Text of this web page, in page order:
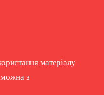
матеріалу
з